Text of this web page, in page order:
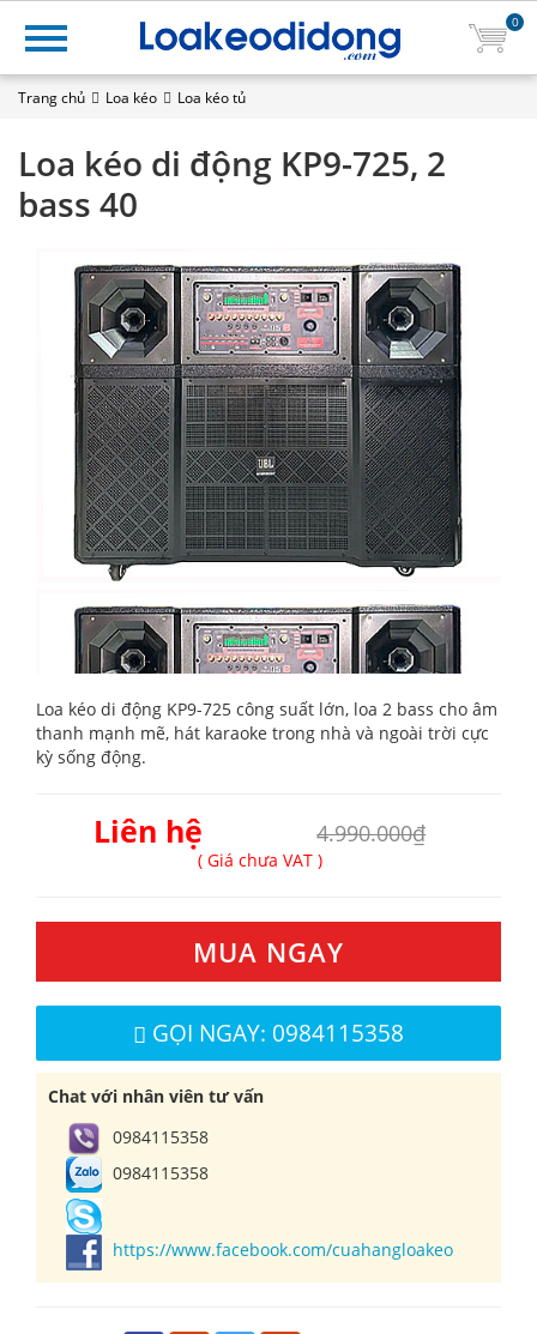
0
Trang chủ Loa kéo Loa kéo tủ
Loa kéo di động KP9-725, 2
bass 40
Loa kéo di động KP9-725 công suất lớn, loa 2 bass cho âm
thanh mạnh mẽ, hát karaoke trong nhà và ngoài trời cực
kỳ sống động.
Liên hệ 4.990.000₫
( Giá chưa VAT )
MUA NGAY
GỌI NGAY: 0984115358
Chat với nhân viên tư vấn
0984115358
0984115358
https://www.facebook.com/cuahangloakeo